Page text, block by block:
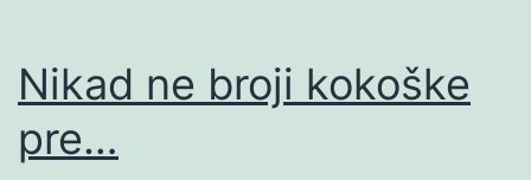
Nikad ne broji kokoške
pre…